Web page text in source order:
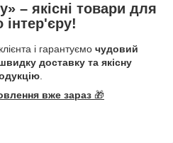
» – якісні товари для
інтер'єру!
і гарантуємо чудовий
доставку та якісну
.
вже зараз 🎁